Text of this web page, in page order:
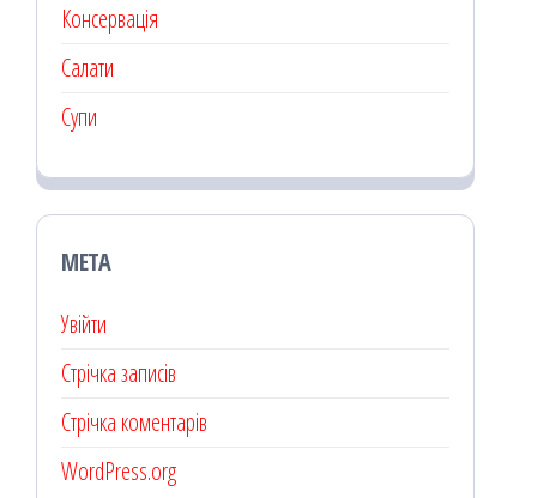
Консервація
Салати
Супи
МЕТА
Увійти
Стрічка записів
Стрічка коментарів
WordPress.org